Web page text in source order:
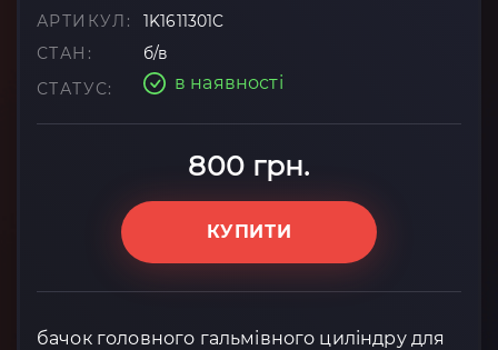
АРТИКУЛ:
1K1611301C
СТАН:
б/в
СТАТУС:
в наявності
800 грн.
КУПИТИ
бачок головного гальмівного циліндру для